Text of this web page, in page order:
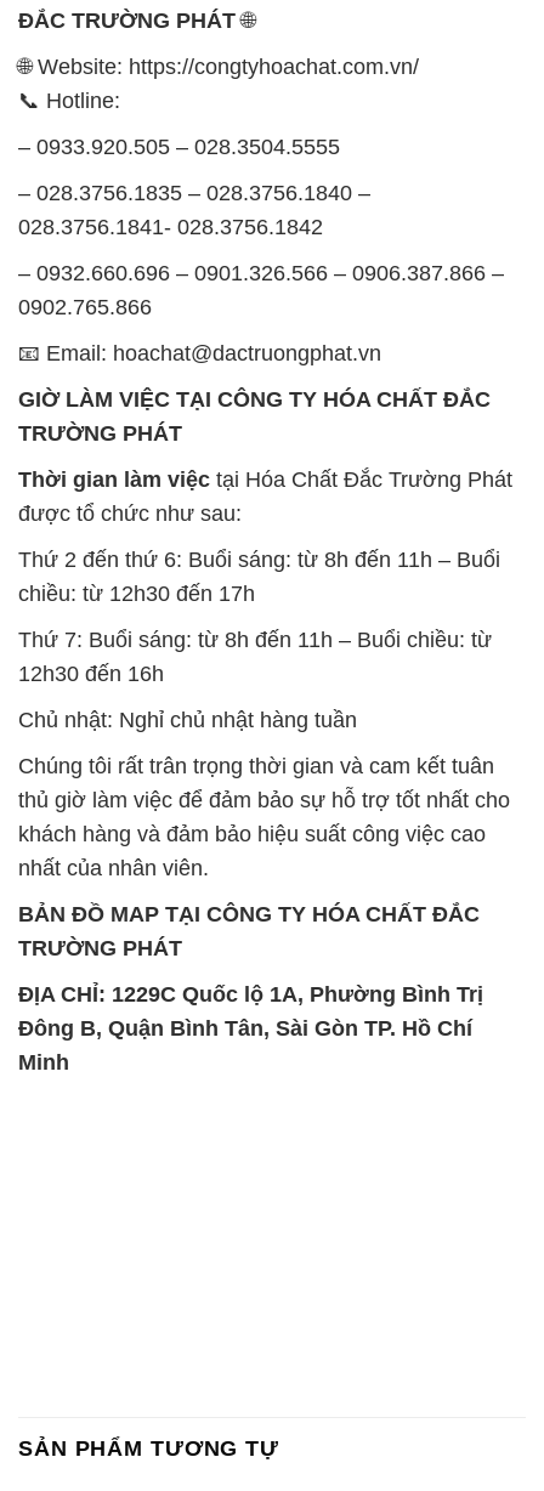
ĐẮC TRƯỜNG PHÁT🌐
🌐 Website: https://congtyhoachat.com.vn/
📞 Hotline:
– 0933.920.505 – 028.3504.5555
– 028.3756.1835 – 028.3756.1840 –
028.3756.1841- 028.3756.1842
– 0932.660.696 – 0901.326.566 – 0906.387.866 –
0902.765.866
📧 Email: hoachat@dactruongphat.vn
GIỜ LÀM VIỆC TẠI CÔNG TY HÓA CHẤT ĐẮC
TRƯỜNG PHÁT
Thời gian làm việc tại Hóa Chất Đắc Trường Phát
được tổ chức như sau:
Thứ 2 đến thứ 6: Buổi sáng: từ 8h đến 11h – Buổi
chiều: từ 12h30 đến 17h
Thứ 7: Buổi sáng: từ 8h đến 11h – Buổi chiều: từ
12h30 đến 16h
Chủ nhật: Nghỉ chủ nhật hàng tuần
Chúng tôi rất trân trọng thời gian và cam kết tuân
thủ giờ làm việc để đảm bảo sự hỗ trợ tốt nhất cho
khách hàng và đảm bảo hiệu suất công việc cao
nhất của nhân viên.
BẢN ĐỒ MAP TẠI CÔNG TY HÓA CHẤT ĐẮC
TRƯỜNG PHÁT
ĐỊA CHỈ: 1229C Quốc lộ 1A, Phường Bình Trị
Đông B, Quận Bình Tân, Sài Gòn TP. Hồ Chí
Minh
SẢN PHẨM TƯƠNG TỰ